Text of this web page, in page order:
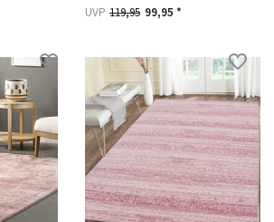
UVP 119,95 99,95 *